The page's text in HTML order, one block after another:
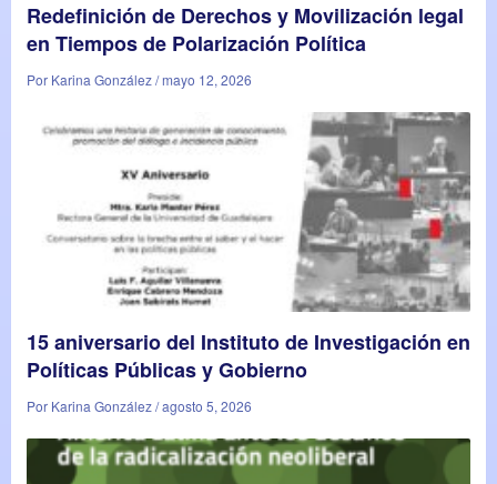
Redefinición de Derechos y Movilización legal
en Tiempos de Polarización Política
Por Karina González / mayo 12, 2026
15 aniversario del Instituto de Investigación en
Políticas Públicas y Gobierno
Por Karina González / agosto 5, 2026